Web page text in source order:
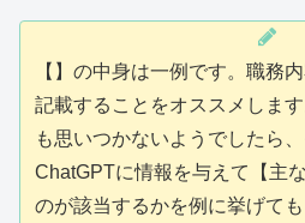
【】の中身は一例です。職務
記載することをオススメしま
も思いつかないようでしたら
ChatGPTに情報を与えて【主
のが該当するかを例に挙げて